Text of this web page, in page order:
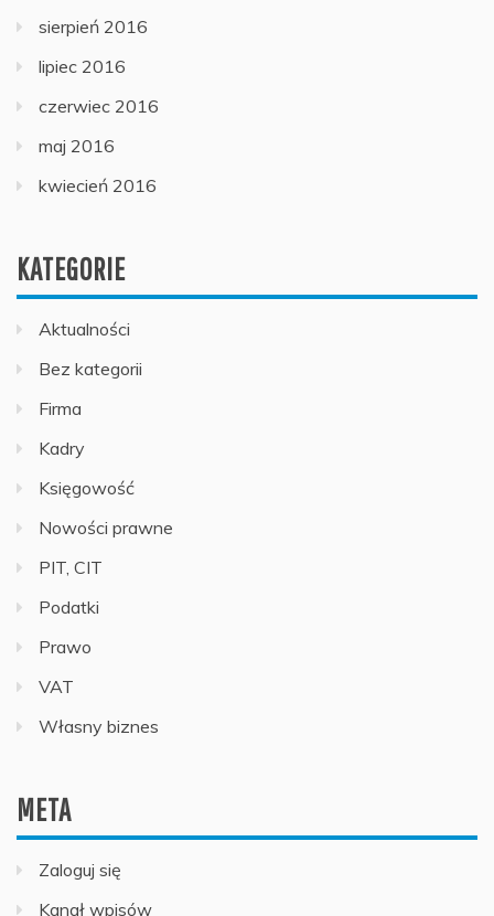
sierpień 2016
lipiec 2016
czerwiec 2016
maj 2016
kwiecień 2016
KATEGORIE
Aktualności
Bez kategorii
Firma
Kadry
Księgowość
Nowości prawne
PIT, CIT
Podatki
Prawo
VAT
Własny biznes
META
Zaloguj się
Kanał wpisów